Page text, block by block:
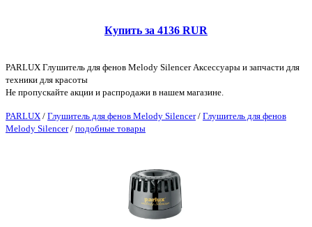
Купить за 4136 RUR
PARLUX Глушитель для фенов Melody Silencer Аксессуары и запчасти для
техники для красоты
Не пропускайте акции и распродажи в нашем магазине.
PARLUX / Глушитель для фенов Melody Silencer/ Глушитель для фенов
Melody Silencer/ подобные товары